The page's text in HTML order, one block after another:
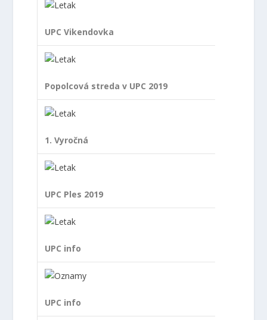
UPC Vikendovka
Popolcová streda v UPC 2019
1. Vyročná
UPC Ples 2019
UPC info
UPC info